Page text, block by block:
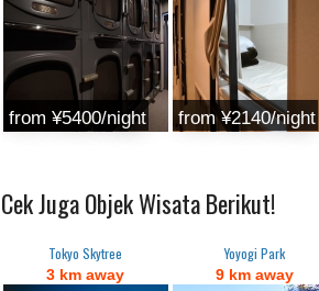
from ¥5400/night from ¥2140/night
Cek Juga Objek Wisata Berikut!
Tokyo Skytree
3 km away
Yoyogi Park
9 km away